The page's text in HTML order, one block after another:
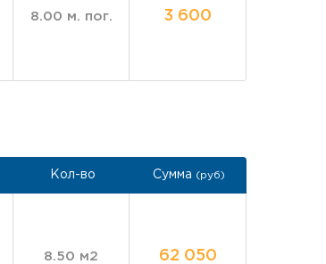
8.00 м. пог. 3 600
Кол-во Сумма (руб)
8.50 м2 62 050